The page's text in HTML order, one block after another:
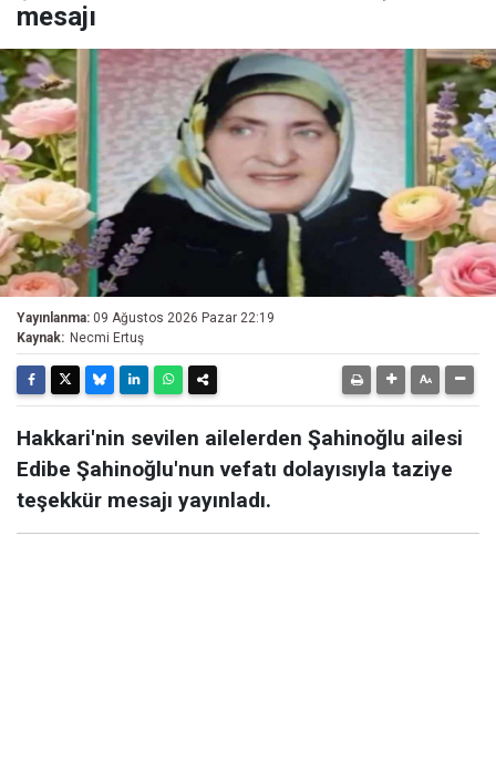
mesajı
Yayınlanma: 09 Ağustos 2026 Pazar 22:19
Kaynak: Necmi Ertuş
Hakkari'nin sevilen ailelerden Şahinoğlu ailesi
Edibe Şahinoğlu'nun vefatı dolayısıyla taziye
teşekkür mesajı yayınladı.